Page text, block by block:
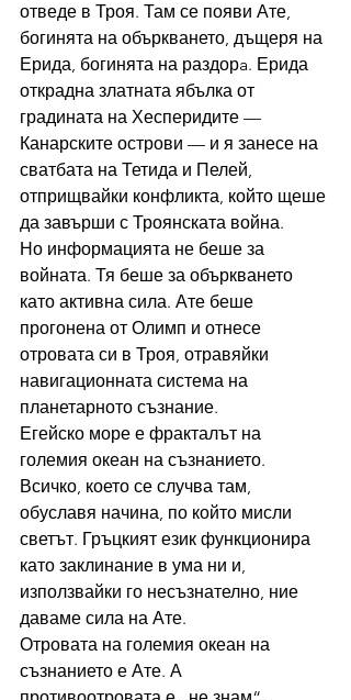
отведе в Троя. Там се появи Ате,
богинята на объркването, дъщеря на
Ерида, богинята на раздорa. Ерида
открадна златната ябълка от
градината на Хесперидите —
Канарските острови — и я занесе на
сватбата на Тетида и Пелей,
отприщвайки конфликта, който щеше
да завърши с Троянската война.
Но информацията не беше за
войната. Тя беше за объркването
като активна сила. Ате беше
прогонена от Олимп и отнесе
отровата си в Троя, отравяйки
навигационната система на
планетарното съзнание.
Егейско море е фракталът на
големия океан на съзнанието.
Всичко, което се случва там,
обуславя начина, по който мисли
светът. Гръцкият език функционира
като заклинание в ума ни и,
използвайки го несъзнателно, ние
даваме сила на Ате.
Отровата на големия океан на
съзнанието е Ате. А